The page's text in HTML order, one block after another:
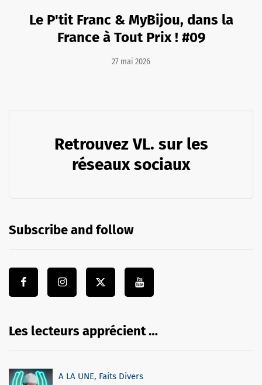
Le P'tit Franc & MyBijou, dans la
France à Tout Prix ! #09
27 mai 2026
Retrouvez VL. sur les
réseaux sociaux
Subscribe and follow
Les lecteurs apprécient …
A LA UNE, Faits Divers